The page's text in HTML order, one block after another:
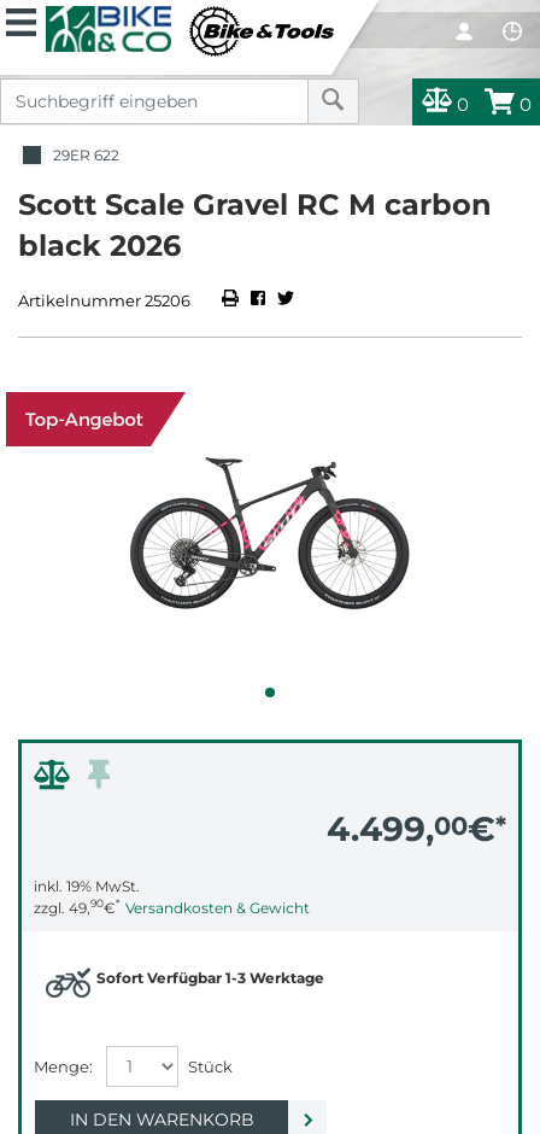
0 0
29ER 622
Scott Scale Gravel RC M carbon
black 2026
Artikelnummer 25206
4.499,00€*
inkl. 19% MwSt.
zzgl. 49,90€* Versandkosten & Gewicht
Sofort Verfügbar 1-3 Werktage
IN DEN WARENKORB